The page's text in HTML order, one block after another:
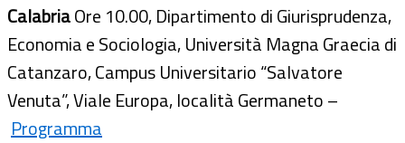
CalabriaOre 10.00, Dipartimento di Giurisprudenza,
Economia e Sociologia, Università Magna Graecia di
Catanzaro, Campus Universitario “Salvatore
Venuta”, Viale Europa, località Germaneto –
Programma